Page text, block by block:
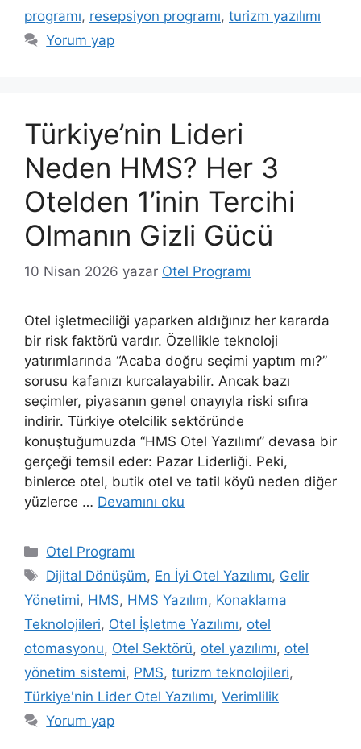
programı, resepsiyon programı, turizm yazılımı
Yorum yap
Türkiye’nin Lideri
Neden HMS? Her 3
Otelden 1’inin Tercihi
Olmanın Gizli Gücü
10 Nisan 2026 yazar Otel Programı
Otel işletmeciliği yaparken aldığınız her kararda
bir risk faktörü vardır. Özellikle teknoloji
yatırımlarında “Acaba doğru seçimi yaptım mı?”
sorusu kafanızı kurcalayabilir. Ancak bazı
seçimler, piyasanın genel onayıyla riski sıfıra
indirir. Türkiye otelcilik sektöründe
konuştuğumuzda “HMS Otel Yazılımı” devasa bir
gerçeği temsil eder: Pazar Liderliği. Peki,
binlerce otel, butik otel ve tatil köyü neden diğer
yüzlerce … Devamını oku
Kategoriler
Otel Programı
Etiketler
Dijital Dönüşüm, En İyi Otel Yazılımı, Gelir
Yönetimi, HMS, HMS Yazılım, Konaklama
Teknolojileri, Otel İşletme Yazılımı, otel
otomasyonu, Otel Sektörü, otel yazılımı, otel
yönetim sistemi, PMS, turizm teknolojileri,
Türkiye'nin Lider Otel Yazılımı, Verimlilik
Yorum yap